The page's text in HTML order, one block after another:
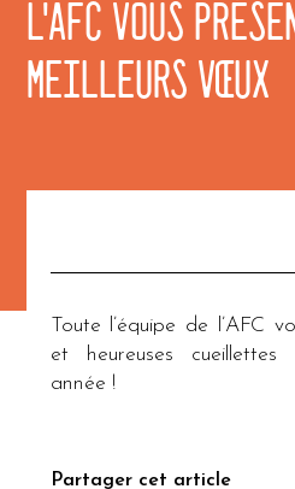
L'AFC vous
meilleurs vœux
Toute l’équipe de l’AFC
et heureuses
année !
Partager cet article